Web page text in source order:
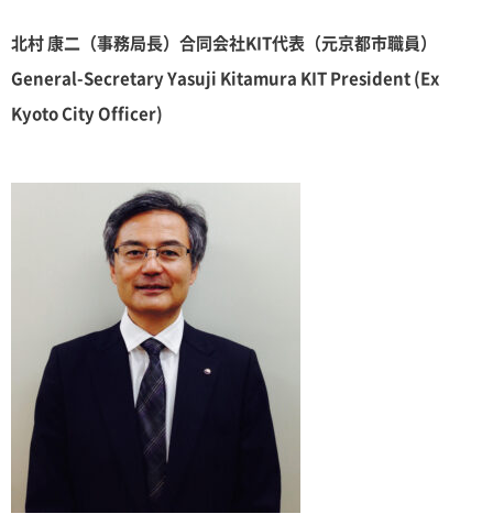
北村 康二（事務局長）合同会社KIT代表（元京都市職員）
General-Secretary Yasuji Kitamura KIT President (Ex
Kyoto City Officer)